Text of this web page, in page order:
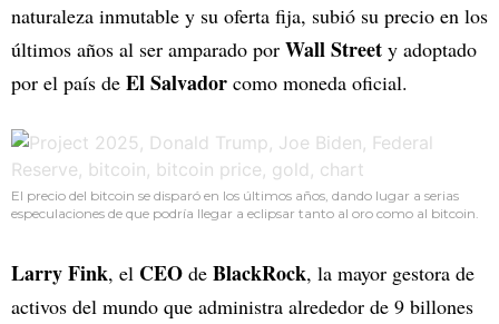
naturaleza inmutable y su oferta fija, subió su precio en los
últimos años al ser amparado por Wall Street y adoptado
por el país de El Salvador como moneda oficial.
El precio del bitcoin se disparó en los últimos años, dando lugar a serias
especulaciones de que podría llegar a eclipsar tanto al oro como al bitcoin.
Larry Fink, el CEO de BlackRock, la mayor gestora de
activos del mundo que administra alrededor de 9 billones